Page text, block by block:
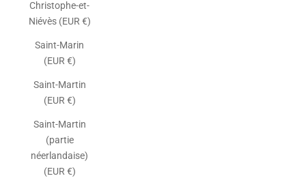
Christophe-et-
Niévès (EUR €)
Saint-Marin
(EUR €)
Saint-Martin
(EUR €)
Saint-Martin
(partie
néerlandaise)
(EUR €)